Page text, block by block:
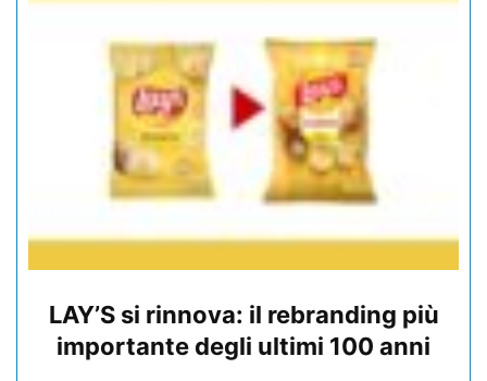
LAY’S si rinnova: il rebranding più
importante degli ultimi 100 anni